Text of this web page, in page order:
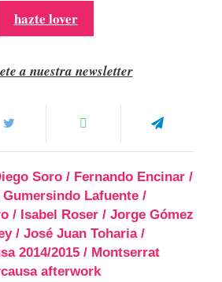
hazte lover
a nuestra newsletter
Soro / Fernando Encinar /
Gumersindo Lafuente /
/ Isabel Roser / Jorge Gómez
/ José Juan Toharia/
2014/2015 / Montserrat
afterwork